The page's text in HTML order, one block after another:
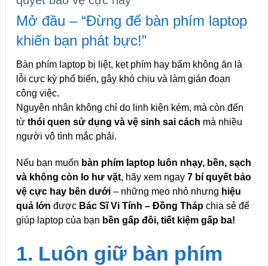
Mở đầu – “Đừng để bàn phím laptop
khiến bạn phát bực!”
Bàn phím laptop bị liệt, kẹt phím hay bấm không ăn là
lỗi cực kỳ phổ biến, gây khó chịu và làm gián đoạn
công việc.
Nguyên nhân không chỉ do linh kiện kém, mà còn đến
từ thói quen sử dụng và vệ sinh sai cách mà nhiều
người vô tình mắc phải.
Nếu bạn muốn bàn phím laptop luôn nhạy, bền, sạch
và không còn lo hư vặt, hãy xem ngay 7 bí quyết bảo
vệ cực hay bên dưới– những mẹo nhỏ nhưng hiệu
quả lớn được Bác Sĩ Vi Tính – Đồng Thápchia sẻ để
giúp laptop của bạn bền gấp đôi, tiết kiệm gấp ba!
1. Luôn giữ bàn phím